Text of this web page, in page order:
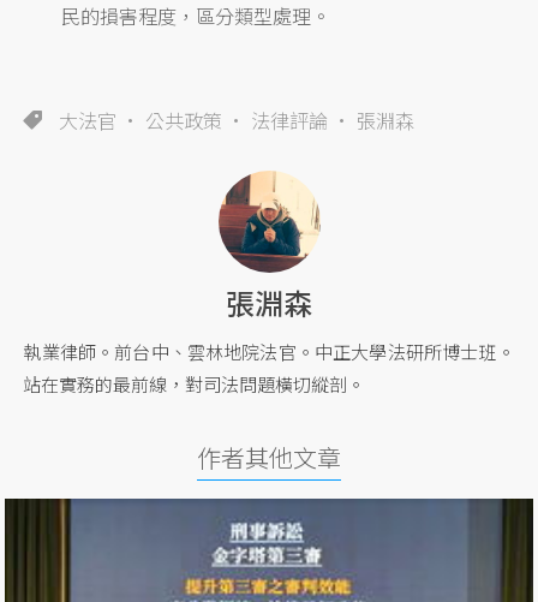
民的損害程度，區分類型處理。
大法官 公共政策 法律評論 張淵森
張淵森
執業律師。前台中、雲林地院法官。中正大學法研所博士班。
站在實務的最前線，對司法問題橫切縱剖。
作者其他文章